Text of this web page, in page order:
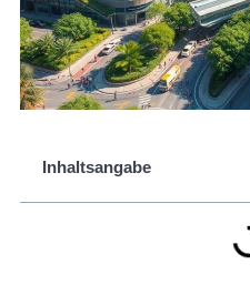
Inhaltsangabe